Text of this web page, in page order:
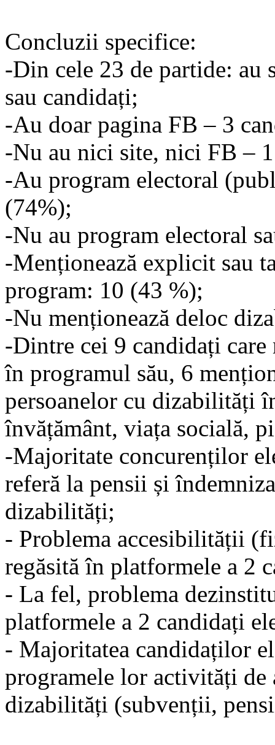
Concluzii specifice:
-Din cele 23 de partide:
sau candidați;
-Au doar pagina FB – 3
-Nu au nici site, nici FB –
-Au program electoral
(74%);
-Nu au program electoral
-Menționează explicit sau
program: 10 (43 %);
-Nu menționează deloc
-Dintre cei 9 candidați
în programul său, 6
persoanelor cu dizabilități
învățământ, viața socială,
-Majoritate concurenților
referă la pensii și
dizabilități;
- Problema accesibilității
regăsită în platformele a 2
- La fel, problema
platformele a 2 candidați
- Majoritatea candidaților
programele lor activități de
dizabilități (subvenții,